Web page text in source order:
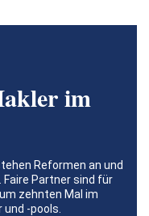
im
Reformen an und
Partner sind für
zehnten Mal im
und -pools.